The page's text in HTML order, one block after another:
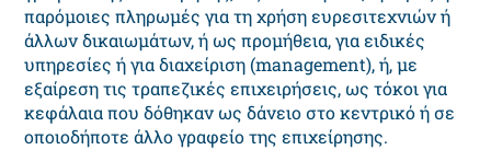
παρόμοιες πληρωμές για τη χρήση ευρεσιτεχνιών ή
άλλων δικαιωμάτων, ή ως προμήθεια, για ειδικές
υπηρεσίες ή για διαχείριση (management), ή, με
εξαίρεση τις τραπεζικές επιχειρήσεις, ως τόκοι για
κεφάλαια που δόθηκαν ως δάνειο στο κεντρικό ή σε
οποιοδήποτε άλλο γραφείο της επιχείρησης.